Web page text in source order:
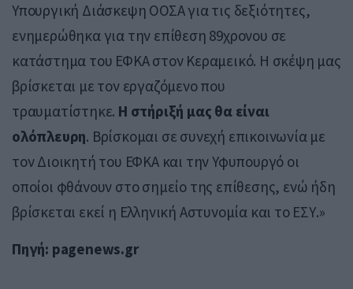
Υπουργική Διάσκεψη ΟΟΣΑ για τις δεξιότητες,
ενημερώθηκα για την επίθεση 89χρονου σε
κατάστημα του ΕΦΚΑ στον Κεραμεικό. Η σκέψη μας
βρίσκεται με τον εργαζόμενο που
τραυματίστηκε. Η στήριξή μας θα είναι
ολόπλευρη. Βρίσκομαι σε συνεχή επικοινωνία με
τον Διοικητή του ΕΦΚΑ και την Υφυπουργό οι
οποίοι φθάνουν στο σημείο της επίθεσης, ενώ ήδη
βρίσκεται εκεί η Ελληνική Αστυνομία και το ΕΣΥ.»
Πηγή: pagenews.gr